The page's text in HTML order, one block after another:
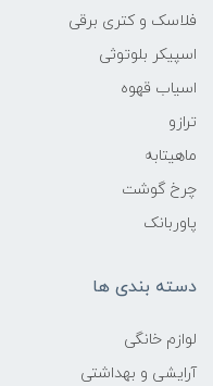
فلاسک و کتری برقی
اسپیکر بلوتوثی
اسیاب قهوه
ترازو
ماهیتابه
چرخ گوشت
پاوربانک
دسته بندی ها
لوازم خانگی
آرایشی و بهداشتی